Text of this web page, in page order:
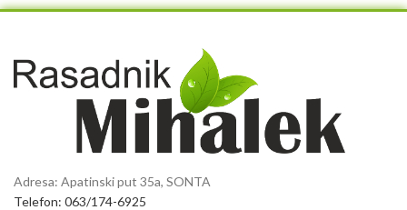
Adresa: Apatinski put 35a, SONTA
Telefon: 063/174-6925